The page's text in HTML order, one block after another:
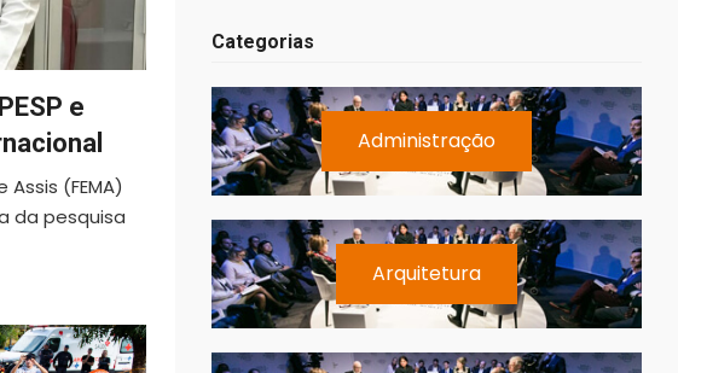
e
(FEMA)
da pesquisa
Categorias
Administração
Arquitetura